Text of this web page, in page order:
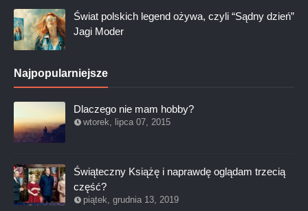
Świat polskich legend ożywa, czyli “Sądny dzień”
Jagi Moder
Najpopularniejsze
Dlaczego nie mam hobby?
wtorek, lipca 07, 2015
Świąteczny Książę i naprawdę oglądam trzecią
część?
piątek, grudnia 13, 2019